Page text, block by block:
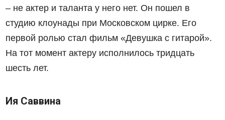
– не актер и таланта у него нет. Он пошел в
студию клоунады при Московском цирке. Его
первой ролью стал фильм «Девушка с гитарой».
На тот момент актеру исполнилось тридцать
шесть лет.
Ия Саввина